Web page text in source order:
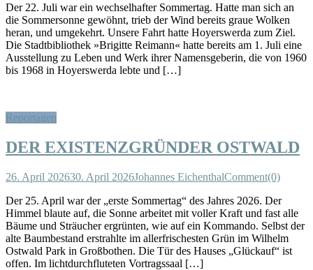
Der 22. Juli war ein wechselhafter Sommertag. Hatte man sich an
die Sommersonne gewöhnt, trieb der Wind bereits graue Wolken
heran, und umgekehrt. Unsere Fahrt hatte Hoyerswerda zum Ziel.
Die Stadtbibliothek »Brigitte Reimann« hatte bereits am 1. Juli eine
Ausstellung zu Leben und Werk ihrer Namensgeberin, die von 1960
bis 1968 in Hoyerswerda lebte und […]
Reportagen
DER EXISTENZGRÜNDER OSTWALD
26. April 202630. April 2026Johannes EichenthalComment(0)
Der 25. April war der „erste Sommertag“ des Jahres 2026. Der
Himmel blaute auf, die Sonne arbeitet mit voller Kraft und fast alle
Bäume und Sträucher ergrünten, wie auf ein Kommando. Selbst der
alte Baumbestand erstrahlte im allerfrischesten Grün im Wilhelm
Ostwald Park in Großbothen. Die Tür des Hauses „Glückauf“ ist
offen. Im lichtdurchfluteten Vortragssaal […]